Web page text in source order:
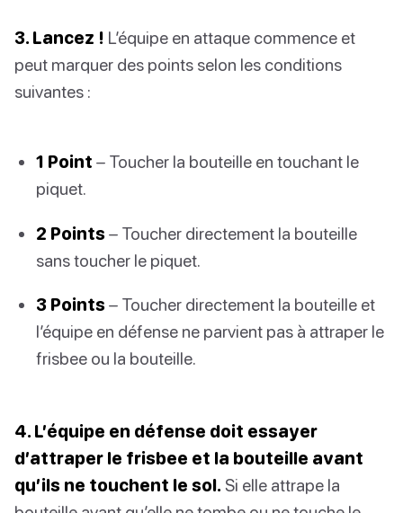
3. Lancez ! L’équipe en attaque commence et
peut marquer des points selon les conditions
suivantes :
1 Point – Toucher la bouteille en touchant le
piquet.
2 Points– Toucher directement la bouteille
sans toucher le piquet.
3 Points– Toucher directement la bouteille et
l’équipe en défense ne parvient pas à attraper le
frisbee ou la bouteille.
4. L’équipe en défense doit essayer
d’attraper le frisbee et la bouteille avant
qu’ils ne touchent le sol. Si elle attrape la